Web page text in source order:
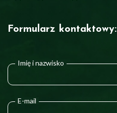
Formularz kontaktowy:
Imię i nazwisko
E-mail